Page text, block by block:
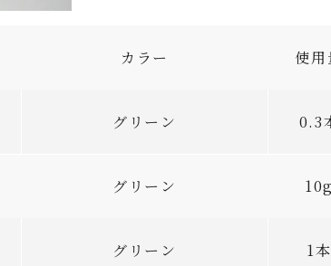
カラー 使用
グリーン 0.3
グリーン 10g
グリーン 1本